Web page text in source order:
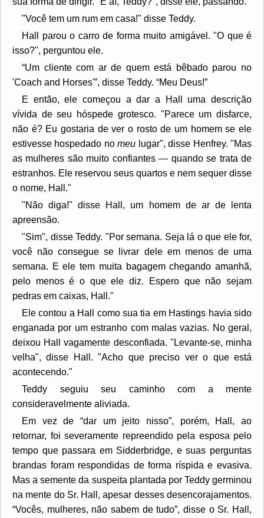
"Você tem um rum em casa!" disse Teddy.
Hall parou o carro de forma muito amigável. "O que é
isso?", perguntou ele.
“Um cliente com ar de quem está bêbado parou no
'Coach and Horses'”, disse Teddy. “Meu Deus!”
E então, ele começou a dar a Hall uma descrição
vívida de seu hóspede grotesco. "Parece um disfarce,
não é? Eu gostaria de ver o rosto de um homem se ele
estivesse hospedado nomeu lugar", disse Henfrey. "Mas
as mulheres são muito confiantes — quando se trata de
estranhos. Ele reservou seus quartos e nem sequer disse
o nome, Hall."
"Não diga!" disse Hall, um homem de ar de lenta
apreensão.
"Sim", disse Teddy. "Por semana. Seja lá o que ele for,
você não consegue se livrar dele em menos de uma
semana. E ele tem muita bagagem chegando amanhã,
pelo menos é o que ele diz. Espero que não sejam
pedras em caixas, Hall."
Ele contou a Hall como sua tia em Hastings havia sido
enganada por um estranho com malas vazias. No geral,
deixou Hall vagamente desconfiada. "Levante-se, minha
velha", disse Hall. "Acho que preciso ver o que está
acontecendo."
Teddy seguiu seu caminho com a mente
consideravelmente aliviada.
Em vez de “dar um jeito nisso”, porém, Hall, ao
retornar, foi severamente repreendido pela esposa pelo
tempo que passara em Sidderbridge, e suas perguntas
brandas foram respondidas de forma ríspida e evasiva.
Mas a semente da suspeita plantada por Teddy germinou
na mente do Sr. Hall, apesar desses desencorajamentos.
“Vocês, mulheres, não sabem de tudo”, disse o Sr. Hall,